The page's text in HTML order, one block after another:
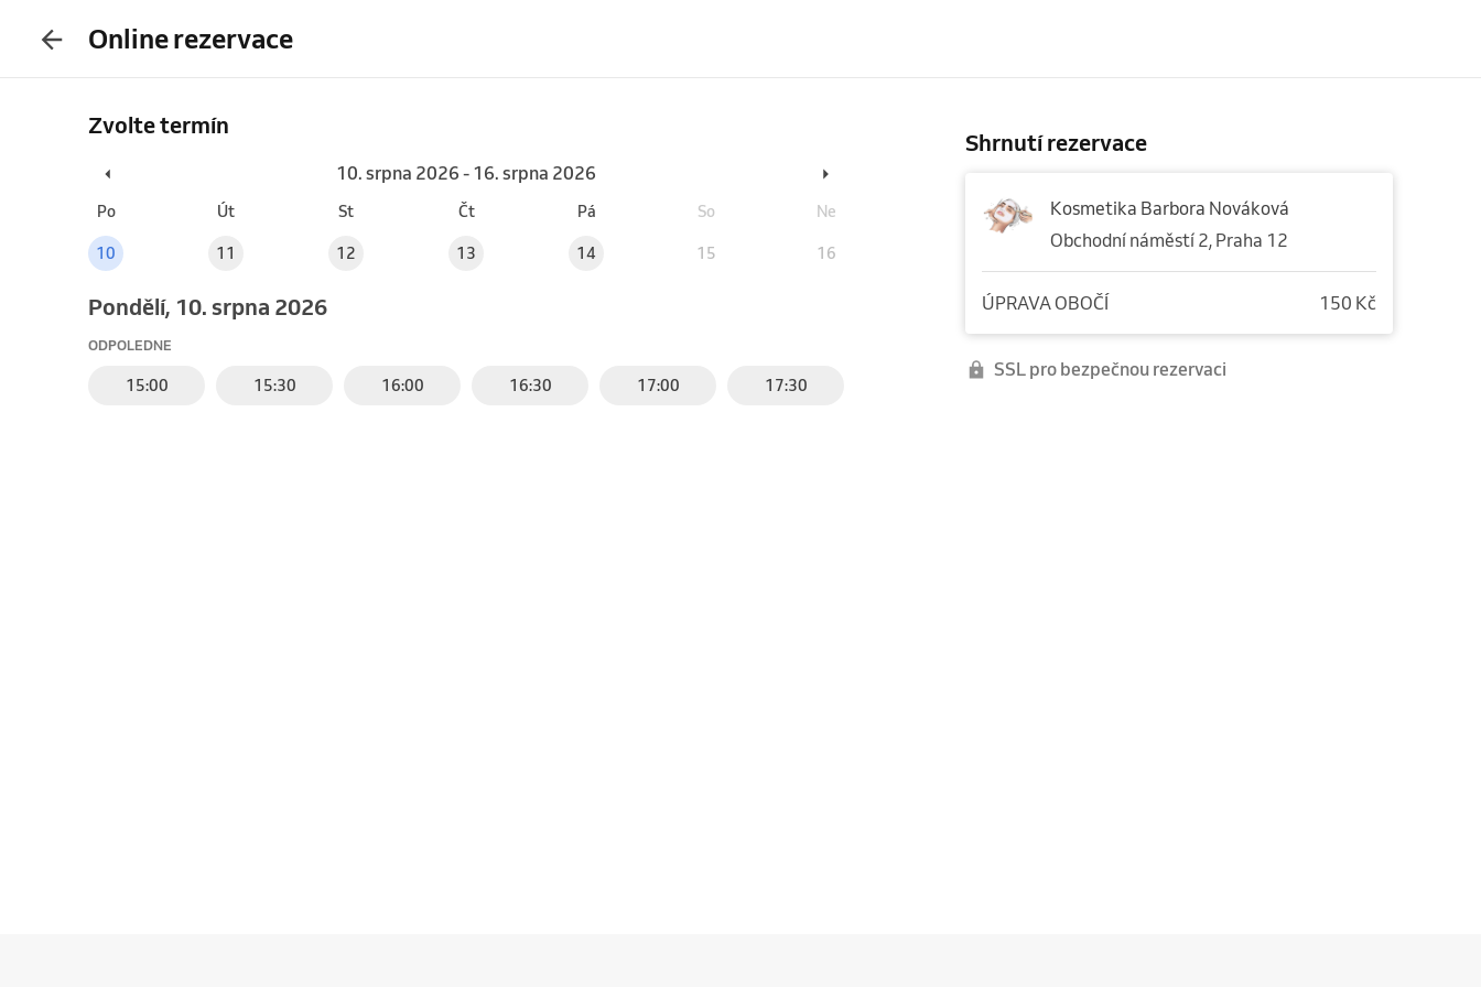
Online rezervace
Zvolte termín
10. srpna 2026 - 16. srpna 2026
Po Út St Čt Pá So Ne
10 11 12 13 14 15 16
pondělí, 10. srpna 2026
ODPOLEDNE
15:00 15:30 16:00 16:30 17:00 17:30
Shrnutí rezervace
Kosmetika Barbora Nováková
Obchodní náměstí 2, Praha 12
ÚPRAVA OBOČÍ 150 Kč
SSL pro bezpečnou rezervaci